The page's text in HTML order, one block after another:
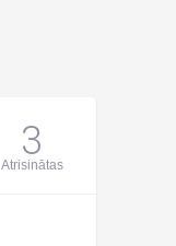
3
Atrisinātas